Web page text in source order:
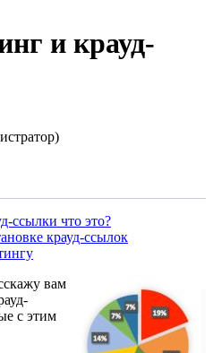
и крауд-
ссылки что это?
крауд-ссылок
вам
с этим